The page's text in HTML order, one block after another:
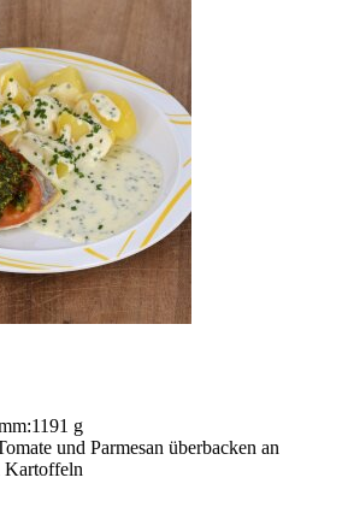
1191 g
und Parmesan überbacken an
Kartoffeln